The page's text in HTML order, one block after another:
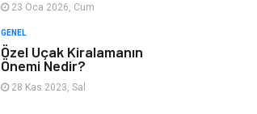
Eğlence
23 Oca 2026, Cum
GENEL
Özel Uçak Kiralamanın
Önemi Nedir?
28 Kas 2023, Sal